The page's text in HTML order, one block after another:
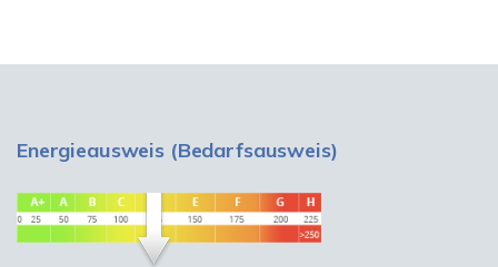
Energieausweis (Bedarfsausweis)